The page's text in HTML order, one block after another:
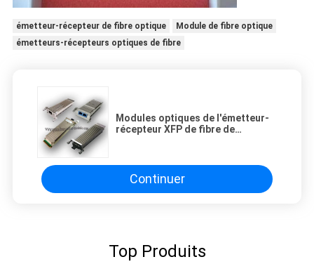
émetteur-récepteur de fibre optique
Module de fibre optique
émetteurs-récepteurs optiques de fibre
Modules optiques de l'émetteur-
récepteur XFP de fibre de
Continuer
Top Produits